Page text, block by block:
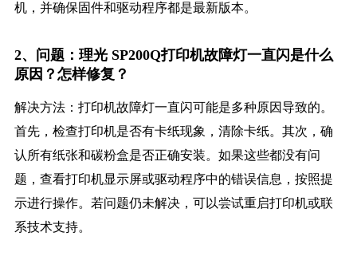
机，并确保固件和驱动程序都是最新版本。
2、问题：理光 SP200Q打印机故障灯一直闪是什么
原因？怎样修复？
解决方法：打印机故障灯一直闪可能是多种原因导致的。
首先，检查打印机是否有卡纸现象，清除卡纸。其次，确
认所有纸张和碳粉盒是否正确安装。如果这些都没有问
题，查看打印机显示屏或驱动程序中的错误信息，按照提
示进行操作。若问题仍未解决，可以尝试重启打印机或联
系技术支持。